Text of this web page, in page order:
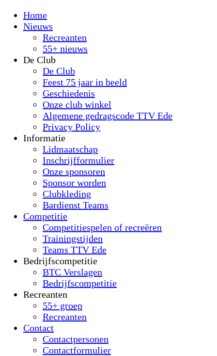
Home
Nieuws
Recreanten
55+ nieuws
De Club
De Club
Feest 75 jaar in beeld
Geschiedenis
Onze club winkel
Algemene gedragscode TTV Ede
Privacy Policy
Informatie
Lidmaatschap
Inschrijfformulier
Onze sponsoren
Sponsor worden
Clubkleding
Bardienst Teams
Competitie
Competitiespelen of recreëren
Trainingstijden
Teams TTV Ede
Bedrijfscompetitie
BTC Verslagen
Bedrijfscompetitie
Recreanten
55+ groep
Recreanten
Contact
Contactpersonen
Contactformulier